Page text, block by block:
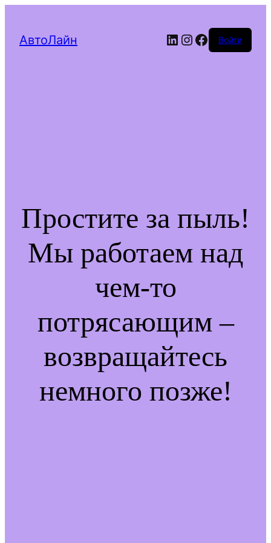
АвтоЛайн LinkedIn
Instagram
Facebook
Войти
Простите за пыль!
Мы работаем над
чем-то
потрясающим –
возвращайтесь
немного позже!